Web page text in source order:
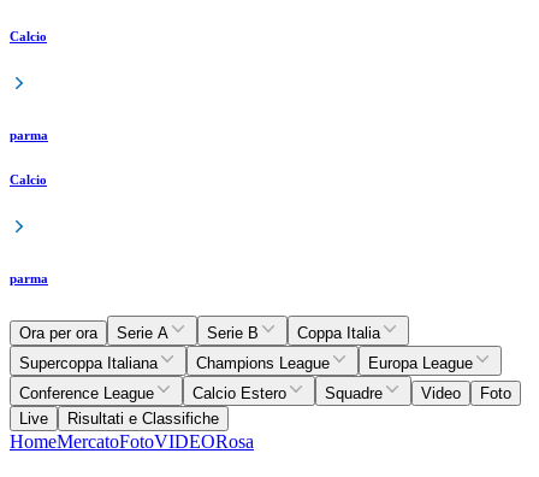
Calcio
parma
Calcio
parma
Ora per ora Serie A Serie B
Coppa Italia
Supercoppa Italiana
Champions League
Europa League
Conference League
Calcio Estero Squadre Video
Foto
Live
Risultati e Classifiche
HomeMercatoFotoVIDEORosa